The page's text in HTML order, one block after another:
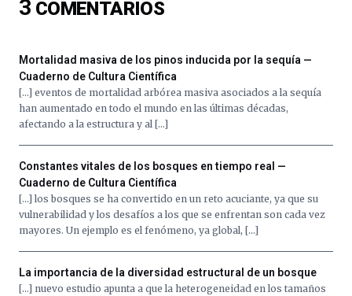
16
al
octubre.
organizada
por
la
Cátedra…
3 COMENTARIOS
Mortalidad masiva de los pinos inducida por la sequía —
Cuaderno de Cultura Científica
[…] eventos de mortalidad arbórea masiva asociados a la sequía
han aumentado en todo el mundo en las últimas décadas,
afectando a la estructura y al […]
Constantes vitales de los bosques en tiempo real —
Cuaderno de Cultura Científica
[…] los bosques se ha convertido en un reto acuciante, ya que su
vulnerabilidad y los desafíos a los que se enfrentan son cada vez
mayores. Un ejemplo es el fenómeno, ya global, […]
La importancia de la diversidad estructural de un bosque
[…] nuevo estudio apunta a que la heterogeneidad en los tamaños